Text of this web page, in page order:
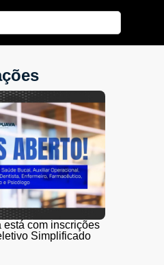
está com inscrições
Simplificado